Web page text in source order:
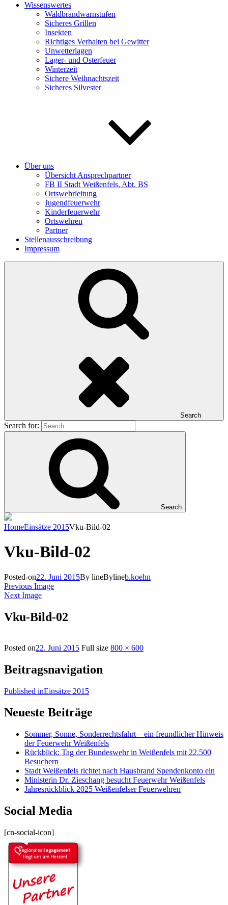
Wissenswertes
Waldbrandwarnstufen
Sicheres Grillen
Insekten
Richtiges Verhalten bei Gewitter
Unwetterlagen
Lager- und Osterfeuer
Winterzeit
Sichere Weihnachtszeit
Sicheres Silvester
Über uns
Übersicht Ansprechpartner
FB II Stadt Weißenfels, Abt. BS
Ortswehrleitung
Jugendfeuerwehr
Kinderfeuerwehr
Ortswehren
Partner
Stellenausschreibung
Impressum
Search
Search for:
Search
HomeEinsätze 2015Vku-Bild-02
Vku-Bild-02
Posted-on22. Juni 2015By lineBylineb.koehn
Previous Image
Next Image
Vku-Bild-02
Posted on22. Juni 2015 Full size 800 × 600
Beitragsnavigation
Published inEinsätze 2015
Neueste Beiträge
Sommer, Sonne, Sonderrechtsfahrt – ein freundlicher Hinweis
der Feuerwehr Weißenfels
Rückblick: Tag der Bundeswehr in Weißenfels mit 22.500
Besuchern
Stadt Weißenfels richtet nach Hausbrand Spendenkonto ein
Ministerin Dr. Zieschang besucht Feuerwehr Weißenfels
Jahresrückblick 2025 Weißenfelser Feuerwehren
Social Media
[cn-social-icon]